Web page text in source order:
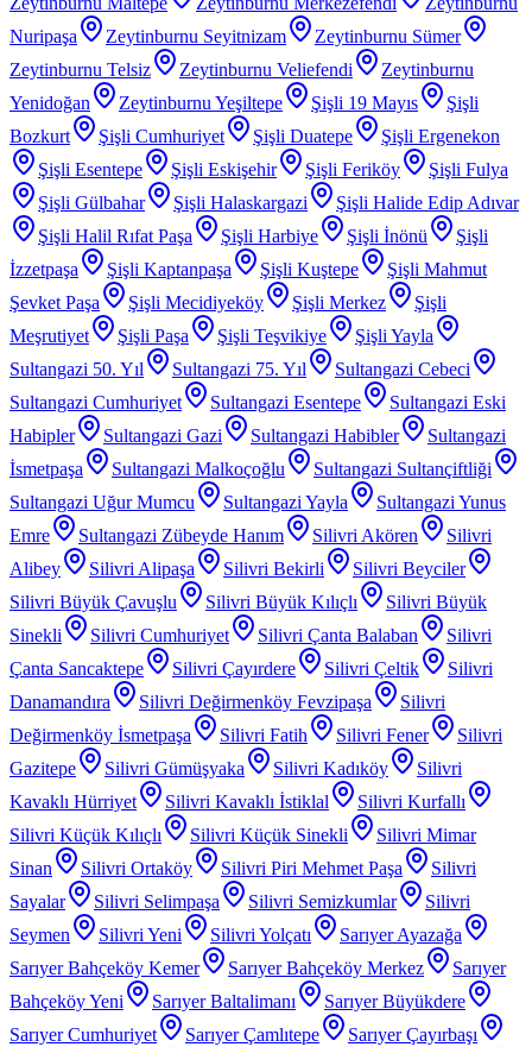
Nuripaşa
Zeytinburnu Seyitnizam
Zeytinburnu Sümer
Zeytinburnu Telsiz
Zeytinburnu Veliefendi
Zeytinburnu
Yenidoğan
Zeytinburnu Yeşiltepe Şişli 19 Mayıs
Şişli
Bozkurt
Şişli Cumhuriyet Şişli Duatepe
Şişli Ergenekon
Şişli Esentepe
Şişli Eskişehir Şişli Feriköy
Şişli Fulya
Şişli Gülbahar
Şişli Halaskargazi
Şişli Halide Edip Adıvar
Şişli Halil Rıfat Paşa
Şişli Harbiye Şişli İnönü
Şişli
İzzetpaşa
Şişli Kaptanpaşa Şişli Kuştepe
Şişli Mahmut
Şevket Paşa
Şişli Mecidiyeköy Şişli Merkez
Şişli
Meşrutiyet
Şişli Paşa Şişli Teşvikiye
Şişli Yayla
Sultangazi 50. Yıl
Sultangazi 75. Yıl
Sultangazi Cebeci
Sultangazi Cumhuriyet
Sultangazi Esentepe
Sultangazi Eski
Habipler
Sultangazi Gazi Sultangazi Habibler
Sultangazi
İsmetpaşa
Sultangazi Malkoçoğlu
Sultangazi Sultançiftliği
Sultangazi Uğur Mumcu
Sultangazi Yayla
Sultangazi Yunus
Emre
Sultangazi Zübeyde Hanım Silivri Akören
Silivri
Alibey
Silivri Alipaşa Silivri Bekirli
Silivri Beyciler
Silivri Büyük Çavuşlu
Silivri Büyük Kılıçlı
Silivri Büyük
Sinekli
Silivri Cumhuriyet Silivri Çanta Balaban
Silivri
Çanta Sancaktepe
Silivri Çayırdere Silivri Çeltik
Silivri
Danamandıra
Silivri Değirmenköy Fevzipaşa
Silivri
Değirmenköy İsmetpaşa
Silivri Fatih Silivri Fener
Silivri
Gazitepe
Silivri Gümüşyaka Silivri Kadıköy
Silivri
Kavaklı Hürriyet
Silivri Kavaklı İstiklal
Silivri Kurfallı
Silivri Küçük Kılıçlı
Silivri Küçük Sinekli
Silivri Mimar
Sinan
Silivri Ortaköy Silivri Piri Mehmet Paşa
Silivri
Sayalar
Silivri Selimpaşa Silivri Semizkumlar
Silivri
Seymen
Silivri Yeni Silivri Yolçatı
Sarıyer Ayazağa
Sarıyer Bahçeköy Kemer
Sarıyer Bahçeköy Merkez
Sarıyer
Bahçeköy Yeni
Sarıyer Baltalimanı
Sarıyer Büyükdere
Sarıyer Cumhuriyet
Sarıyer Çamlıtepe
Sarıyer Çayırbaşı